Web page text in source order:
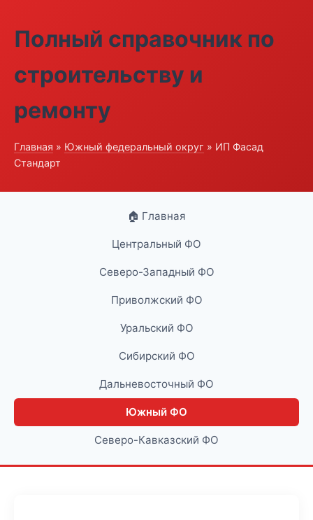
Полный справочник по
строительству и
ремонту
Главная » Южный федеральный округ » ИП Фасад
Стандарт
🏠 Главная
Центральный ФО
Северо-Западный ФО
Приволжский ФО
Уральский ФО
Сибирский ФО
Дальневосточный ФО
Южный ФО
Северо-Кавказский ФО